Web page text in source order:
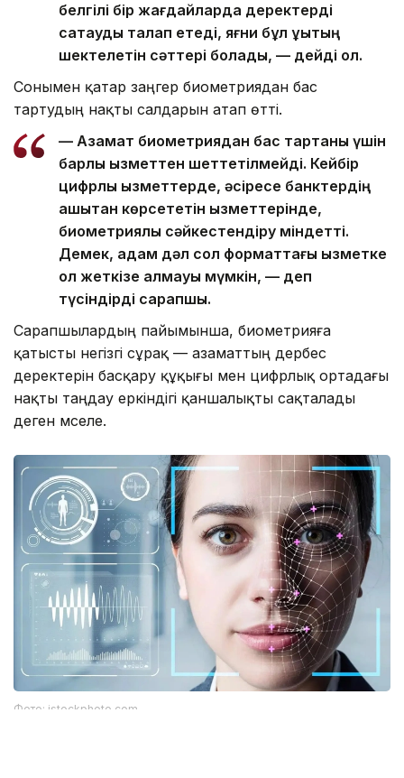
белгілі бір жағдайларда деректерді
сақтауды талап етеді, яғни бұл құқықтың
шектелетін сәттері болады, — дейді ол.
Сонымен қатар заңгер биометриядан бас
тартудың нақты салдарын атап өтті.
— Азамат биометриядан бас тартқаны үшін
барлық қызметтен шеттетілмейді. Кейбір
цифрлық қызметтерде, әсіресе банктердің
қашықтан көрсететін қызметтерінде,
биометриялық сәйкестендіру міндетті.
Демек, адам дәл сол форматтағы қызметке
қол жеткізе алмауы мүмкін, — деп
түсіндірді сарапшы.
Сарапшылардың пайымынша, биометрияға
қатысты негізгі сұрақ — азаматтың дербес
деректерін басқару құқығы мен цифрлық ортадағы
нақты таңдау еркіндігі қаншалықты сақталады
деген мәселе.
Фото: istockphoto.com